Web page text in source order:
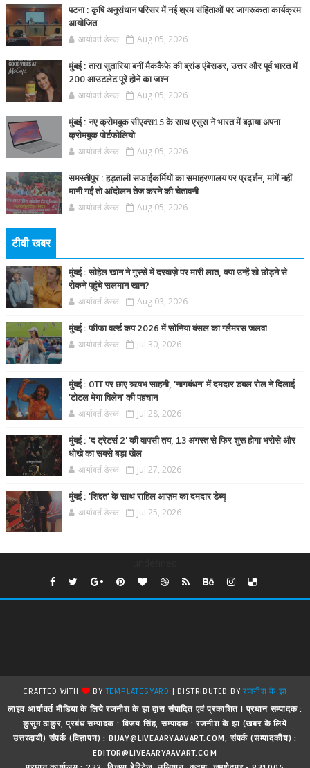
पटना : कृषि अनुसंधान परिसर में नई श्रम संहिताओं पर जागरूकता कार्यक्रम
आयोजित
आर्यावर्त डेस्क Aug 05, 2026
मुंबई : तारा सुतारिया बनीं मैककैफे की ब्रांड एंबेसडर, उत्तर और पूर्व भारत में
200 आउटलेट पूरे होने का जश्न
आर्यावर्त डेस्क Aug 05, 2026
मुंबई : नए क्रोमबुक सीएक्स15 के साथ एसुस ने भारत में बढ़ाया अपना
क्रोमबुक पोर्टफोलियो
आर्यावर्त डेस्क Aug 05, 2026
समस्तीपुर : हड़ताली सफाईकर्मियों का समाहरणालय पर प्रदर्शन, मांगें नहीं
मानी गईं तो आंदोलन तेज करने की चेतावनी
आर्यावर्त डेस्क Aug 05, 2026
टीवी खबर
मुंबई : सोहेल खान ने गुस्से में दरवाज़े पर मारी लात, क्या उन्हें शो छोड़ने से
रोकने पहुंचे सलमान खान?
आर्यावर्त डेस्क Aug 03, 2026
मुंबई : फीफा वर्ल्ड कप 2026 में सोनिया बंसल का ग्लैमरस जलवा
आर्यावर्त डेस्क Jul 30, 2026
मुंबई : OTT पर छाए ऋषभ साहनी, 'नागबंधन' में दमदार डबल रोल ने दिलाई
'टोटल मेगा विलेन' की पहचान
आर्यावर्त डेस्क Jul 28, 2026
मुंबई : 'द ट्रेटर्स 2' की वापसी तय, 13 अगस्त से फिर शुरू होगा भरोसे और
धोखे का सबसे बड़ा खेल
आर्यावर्त डेस्क Jul 27, 2026
मुंबई : 'शिद्दत' के साथ राहिल आज़म का दमदार डेब्यू
आर्यावर्त डेस्क Jul 25, 2026
CRAFTED WITH BYTEMPLATESYARD | DISTRIBUTED BYरजनीश के झा
लाइव आर्यावर्त मीडिया के लिये रजनीश के झा द्वारा संपादित एवं प्रकाशित ! प्रधान सम्पादक :
कुसुम ठाकुर, प्रबंध सम्पादक : विजय सिंह, सम्पादक : रजनीश के झा (खबर के लिये
उत्तरदायी) संपर्क (विज्ञापन) : BIJAY@LIVEAARYAAVART.COM, संपर्क (सम्पादकीय) :
EDITOR@LIVEAARYAAVART.COM